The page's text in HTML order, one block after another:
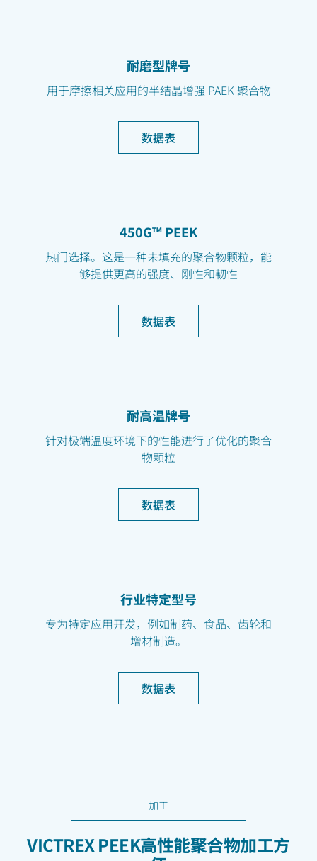
耐磨型牌号
用于摩擦相关应用的半结晶增强 PAEK 聚合物
数据表
450G™ PEEK
热门选择。这是一种未填充的聚合物颗粒，能
够提供更高的强度、刚性和韧性
数据表
耐高温牌号
针对极端温度环境下的性能进行了优化的聚合
物颗粒
数据表
行业特定型号
专为特定应用开发，例如制药、食品、齿轮和
增材制造。
数据表
加工
VICTREX PEEK高性能聚合物加工方